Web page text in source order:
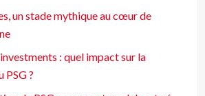
un stade mythique au cœur de
: quel impact sur la
?